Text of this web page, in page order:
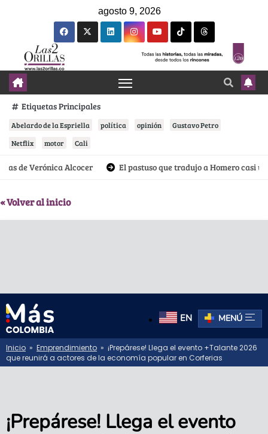
agosto 9, 2026
Etiquetas Principales
Abelardo de la Espriella política opinión
Gustavo Petro
Netflix
motor Cali
de Verónica Alcocer El pastuso que tradujo a Homero casi un
« Volver al inicio